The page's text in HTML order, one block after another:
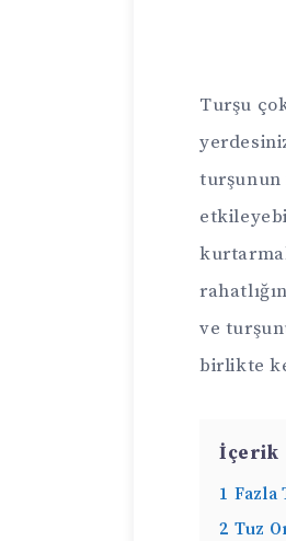
Turşu
turşunun
ve
birlikte
İçerik
1 Fazla
2 Tuz